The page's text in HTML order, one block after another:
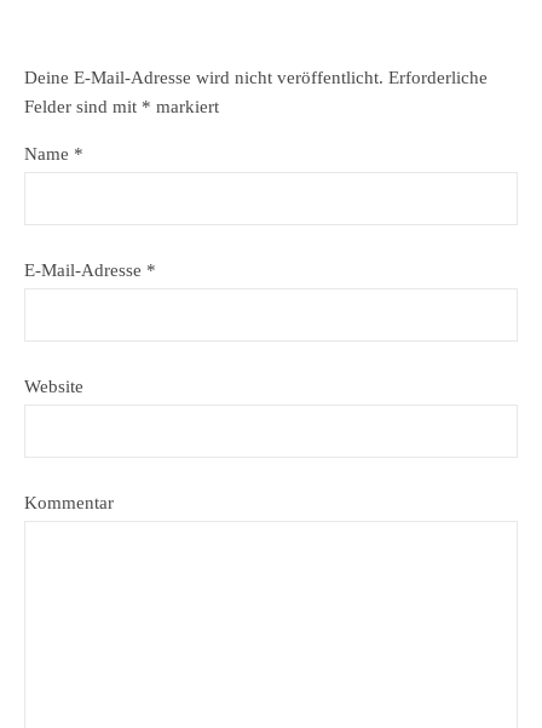
Deine E-Mail-Adresse wird nicht veröffentlicht. Erforderliche
Felder sind mit * markiert
Name *
E-Mail-Adresse *
Website
Kommentar